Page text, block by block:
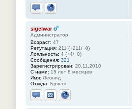
Отправить личное сообщение
Сайт
sigelwar
Администратор
Возраст: 47
Репутация: 211 (+211/−0)
Лояльность: 4 (+4/−0)
Сообщения: 321
Зарегистрирован: 20.11.2010
С нами: 15 лет 8 месяцев
Имя: Леонид
Откуда: Брянск
Отправить личное сообщение
Отправить email
Сайт